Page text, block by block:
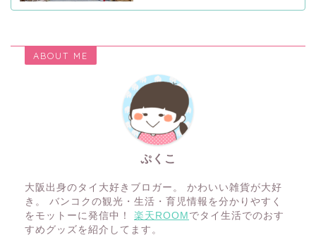
ABOUT ME
ぷくこ
大阪出身のタイ大好きブロガー。 かわいい雑貨が大好
き。 バンコクの観光・生活・育児情報を分かりやすく
をモットーに発信中！ 楽天ROOM でタイ生活でのおす
すめグッズを紹介してます。